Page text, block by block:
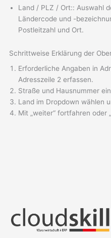
Land / PLZ / Ort:: Auswahl
Ländercode und -
Postleitzahl und Ort.
Schrittweise Erklärung der
Erforderliche Angaben in
Adresszeile 2 erfassen.
Straße und Hausnummer
Land im Dropdown wählen
Mit „weiter“ fortfahren oder